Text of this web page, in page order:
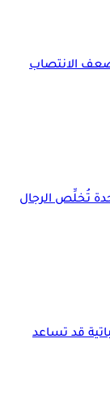
تسبب ضعف الانتصاب
تُخلِّص الرجال
6 أطعمة نباتية قد تساعد